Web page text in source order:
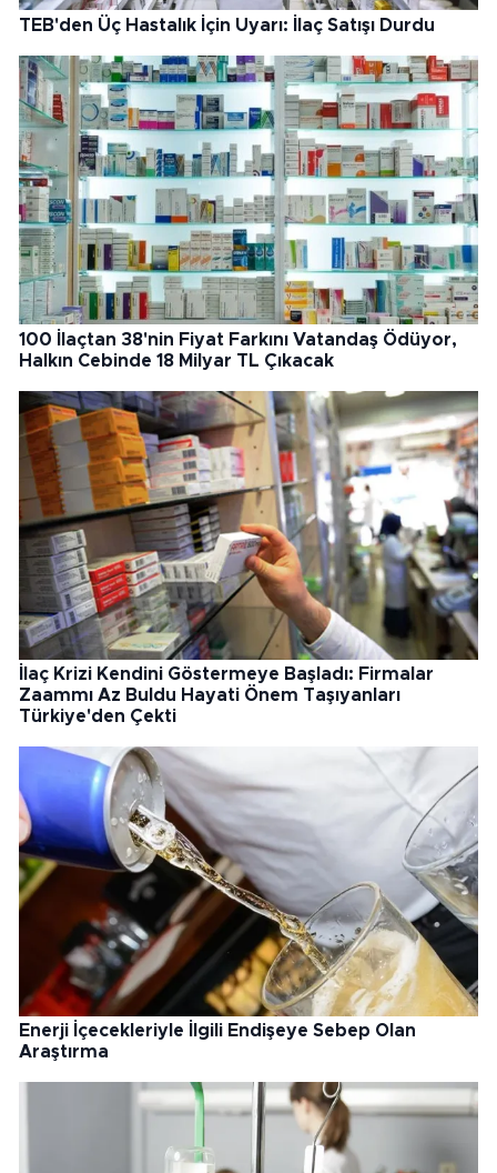
TEB'den Üç Hastalık İçin Uyarı: İlaç Satışı Durdu
100 İlaçtan 38'nin Fiyat Farkını Vatandaş Ödüyor,
Halkın Cebinde 18 Milyar TL Çıkacak
İlaç Krizi Kendini Göstermeye Başladı: Firmalar
Zaammı Az Buldu Hayati Önem Taşıyanları
Türkiye'den Çekti
Enerji İçecekleriyle İlgili Endişeye Sebep Olan
Araştırma